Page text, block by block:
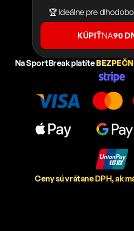
🏆 Ideálne pre
KÚPIŤNA90
Na SportBreak platíte
Ceny sú vrátane DPH, ak